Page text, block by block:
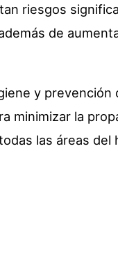
riesgos
de
y prevención
minimizar la
las áreas del